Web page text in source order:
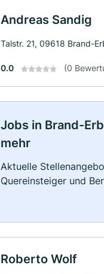
Andreas Sandig
Talstr. 21, 09618 Brand-
0.0 (0
Jobs in Brand-
mehr
Aktuelle
Quereinsteiger und
Roberto Wolf